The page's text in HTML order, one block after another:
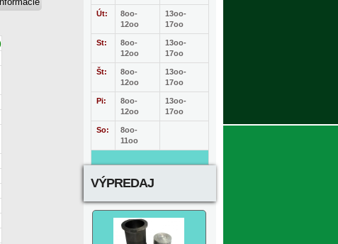
Út:
8oo-
12oo
13oo-
17oo
St:
8oo-
12oo
13oo-
17oo
Št:
8oo-
12oo
13oo-
17oo
Pi:
8oo-
12oo
13oo-
17oo
So:
8oo-
11oo
VÝPREDAJ